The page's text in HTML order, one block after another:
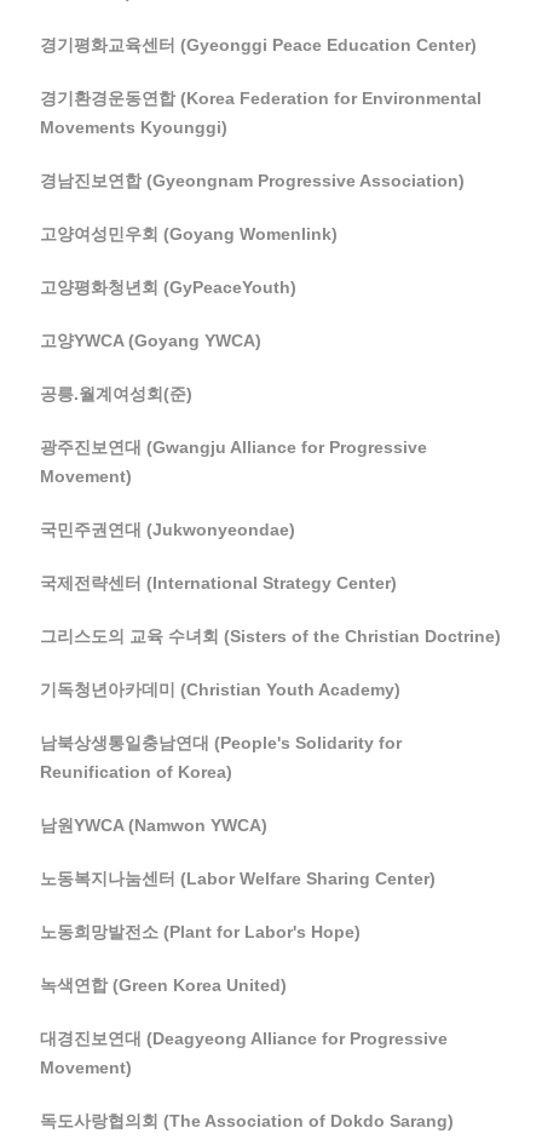
경기평화교육센터 (Gyeonggi Peace Education Center)
경기환경운동연합 (Korea Federation for Environmental
Movements Kyounggi)
경남진보연합 (Gyeongnam Progressive Association)
고양여성민우회 (Goyang Womenlink)
고양평화청년회 (GyPeaceYouth)
고양YWCA (Goyang YWCA)
공릉.월계여성회(준)
광주진보연대 (Gwangju Alliance for Progressive
Movement)
국민주권연대 (Jukwonyeondae)
국제전략센터 (International Strategy Center)
그리스도의 교육 수녀회 (Sisters of the Christian Doctrine)
기독청년아카데미 (Christian Youth Academy)
남북상생통일충남연대 (People's Solidarity for
Reunification of Korea)
남원YWCA (Namwon YWCA)
노동복지나눔센터 (Labor Welfare Sharing Center)
노동희망발전소 (Plant for Labor's Hope)
녹색연합 (Green Korea United)
대경진보연대 (Deagyeong Alliance for Progressive
Movement)
독도사랑협의회 (The Association of Dokdo Sarang)